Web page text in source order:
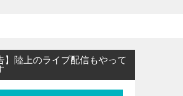
】陸上のライブ配信もやって